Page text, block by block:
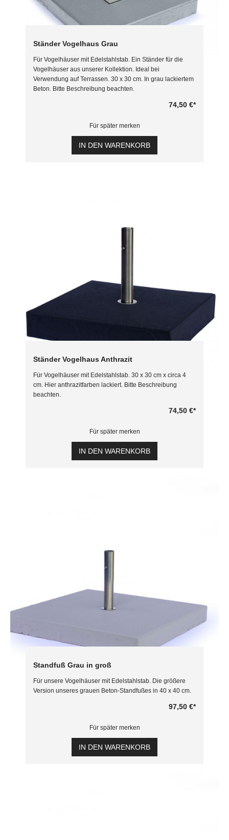
Ständer Vogelhaus Grau
Für Vogelhäuser mit Edelstahlstab. Ein Ständer für die
Vogelhäuser aus unserer Kollektion. Ideal bei
Verwendung auf Terrassen. 30 x 30 cm. In grau lackiertem
Beton. Bitte Beschreibung beachten.
74,50 €*
Für später merken
IN DEN WARENKORB
Ständer Vogelhaus Anthrazit
Für Vogelhäuser mit Edelstahlstab. 30 x 30 cm x circa 4
cm. Hier anthrazitfarben lackiert. Bitte Beschreibung
beachten.
74,50 €*
Für später merken
IN DEN WARENKORB
Standfuß Grau in groß
Für unsere Vogelhäuser mit Edelstahlstab. Die größere
Version unseres grauen Beton-Standfußes in 40 x 40 cm.
97,50 €*
Für später merken
IN DEN WARENKORB